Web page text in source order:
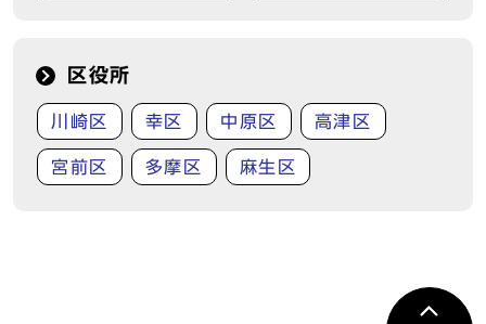
区役所
川崎区 幸区 中原区 高津区
宮前区 多摩区 麻生区